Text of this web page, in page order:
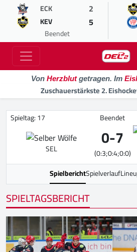
ECK 2
KEV 5
Beendet
Von Herzblutgetragen. Im
Zuschauerstärkste 2.
Spieltag: 17 Beendet
SEL 0-7
(0:3;0:4;0:0)
SpielberichtSpielverlauf
SPIELTAGSBERICHT